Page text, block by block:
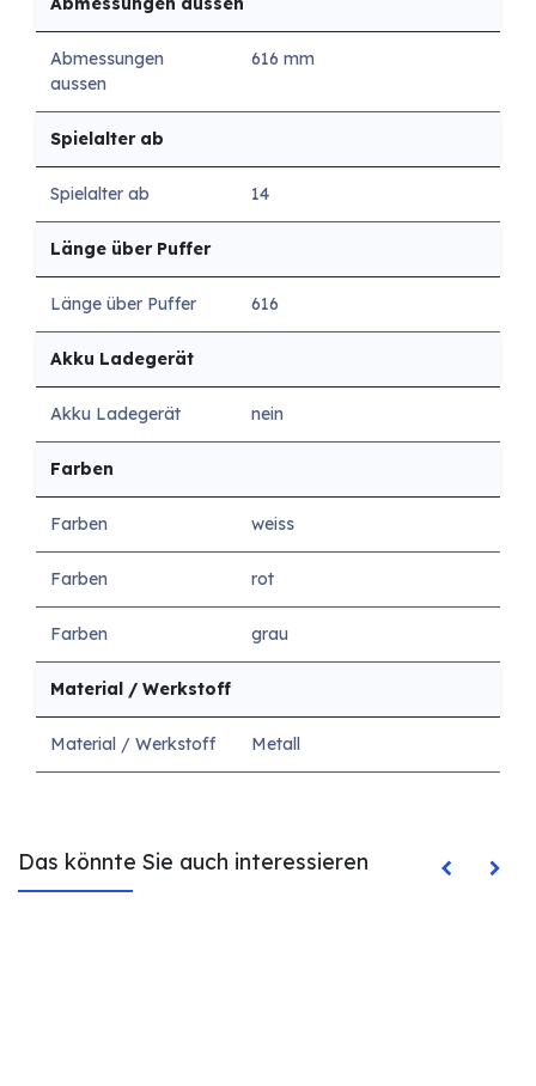
Abmessungen
aussen
616 mm
Spielalter ab
Spielalter ab 14
Länge über Puffer
Länge über Puffer 616
Akku Ladegerät
Akku Ladegerät nein
Farben
Farben weiss
Farben rot
Farben grau
Material / Werkstoff
Material / Werkstoff Metall
Das könnte Sie auch interessieren